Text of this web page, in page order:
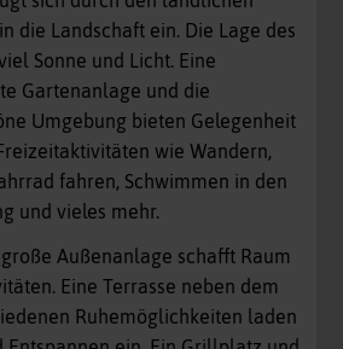
die Landschaft ein. Die Lage des
Sonne und Licht. Eine
Gartenanlage und die
Umgebung bieten Gelegenheit
wie Wandern,
fahren, Schwimmen in den
und vieles mehr.
Außenanlage schafft Raum
Eine Terrasse neben dem
Ruhemöglichkeiten laden